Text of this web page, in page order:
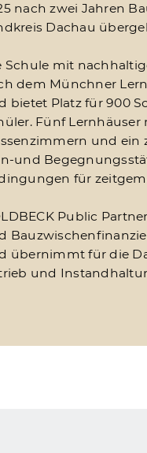
nach zwei Jahren
Dachau
Schule mit
dem Münchner
bietet Platz für 900
Fünf
und ein
und
für
Public
übernimmt für die
und